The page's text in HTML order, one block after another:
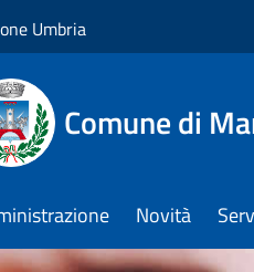
Umbria
Comune di
Novità